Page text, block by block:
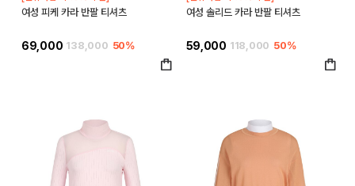
여성 피케 카라 반팔 티셔츠
69,000 138,000 50%
여성 솔리드 카라 반팔 티셔츠
59,000 118,000 50%